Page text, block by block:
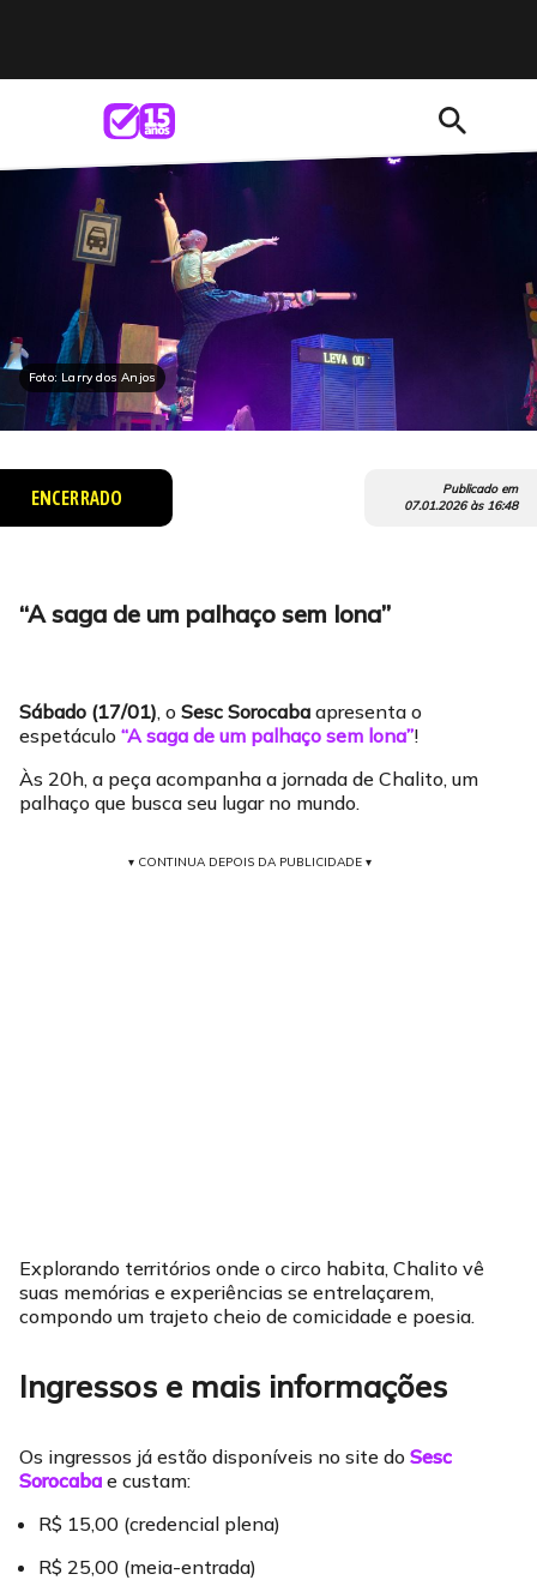
search
Foto: Larry dos Anjos
ENCERRADO
Publicado em
07.01.2026às 16:48
“A saga de um palhaço sem lona”
Sábado (17/01), o Sesc Sorocaba apresenta o
espetáculo “A saga de um palhaço sem lona”!
Às 20h, a peça acompanha a jornada de Chalito, um
palhaço que busca seu lugar no mundo.
▾ CONTINUA DEPOIS DA PUBLICIDADE ▾
Explorando territórios onde o circo habita, Chalito vê
suas memórias e experiências se entrelaçarem,
compondo um trajeto cheio de comicidade e poesia.
Ingressos e mais informações
Os ingressos já estão disponíveis no site do Sesc
Sorocaba e custam:
R$ 15,00 (credencial plena)
R$ 25,00 (meia-entrada)